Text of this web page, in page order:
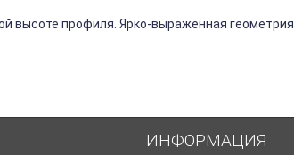
высоте профиля. Ярко-выраженная геометрия
ИНФОРМАЦИЯ